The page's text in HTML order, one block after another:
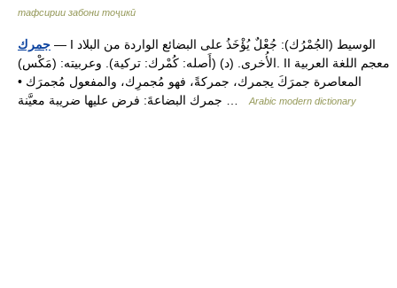
тафсирии забони тоҷикӣ
جمرك — I الوسيط (الجُمْرُك): جُعْلٌ يُؤْخَذُ على البضائع الواردة من البلاد
الأُخرى. (د) (أَصله: كُمْرك: تركية). وعربيته: (مَكْس). II معجم اللغة العربية
المعاصرة جمرَكَ يجمرك، جمركةً، فهو مُجمرِك، والمفعول مُجمرَك •
Arabic modern dictionary